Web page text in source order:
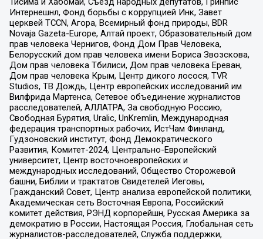
Интернешнл, Фонд борьбы с коррупцией Инк, Завет
церквей TCCN, Агора, Всемирный фонд природы, BDR
Novaja Gazeta-Europe, Алтай проект, Образовательный дом
прав человека Чернигов, Фонд Дом Прав Человека,
Белорусский дом прав человека имени Бориса Звозскова,
Дом прав человека Тбилиси, Дом прав человека Ереван,
Дом прав человека Крым, Центр дикого лосося, TVR
Studios, ТВ Дождь, Центр европейских исследований им
Вилфрида Мартенса, Сетевое объединение журналистов
расследователей, АЛЛАТРА, За свободную Россию,
Свободная Бурятия, Uralic, UnKremlin, Международная
федерация транспортных рабочих, ИстЧам Финланд,
Гудзоновский институт, Фонд Демократического
Развития, Комитет-2024, Центрально-Европейский
университет, Центр восточноевропейских и
международных исследований, Общество Сторожевой
башни, Библии и трактатов Свидетелей Иеговы,
Гражданский Совет, Центр анализа европейской политики,
Академическая сеть Восточная Европа, Российский
комитет действия, РЭНД корпорейшн, Русская Америка за
демократию в России, Настоящая Россия, Глобальная сеть
журналистов-расследователей, Служба поддержки,